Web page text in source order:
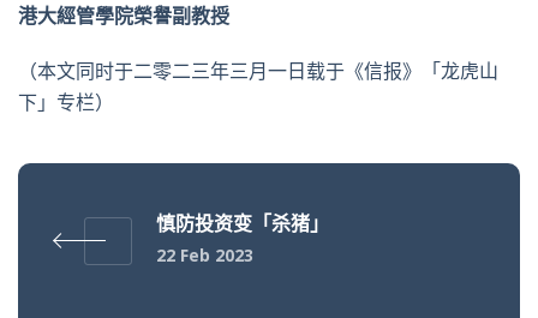
港大經管學院榮譽副教授
（本文同时于二零二三年三月一日载于《信报》「龙虎山
下」专栏）
慎防投资变「杀猪」
22 Feb 2023